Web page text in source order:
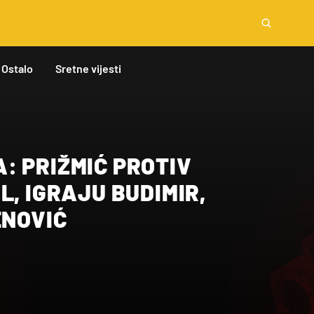
Ostalo Sretne vijesti
PRIŽMIĆ PROTIV
IGRAJU BUDIMIR,